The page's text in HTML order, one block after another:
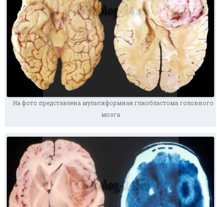
На фото представлена мультиформная глиобластома головного
мозга